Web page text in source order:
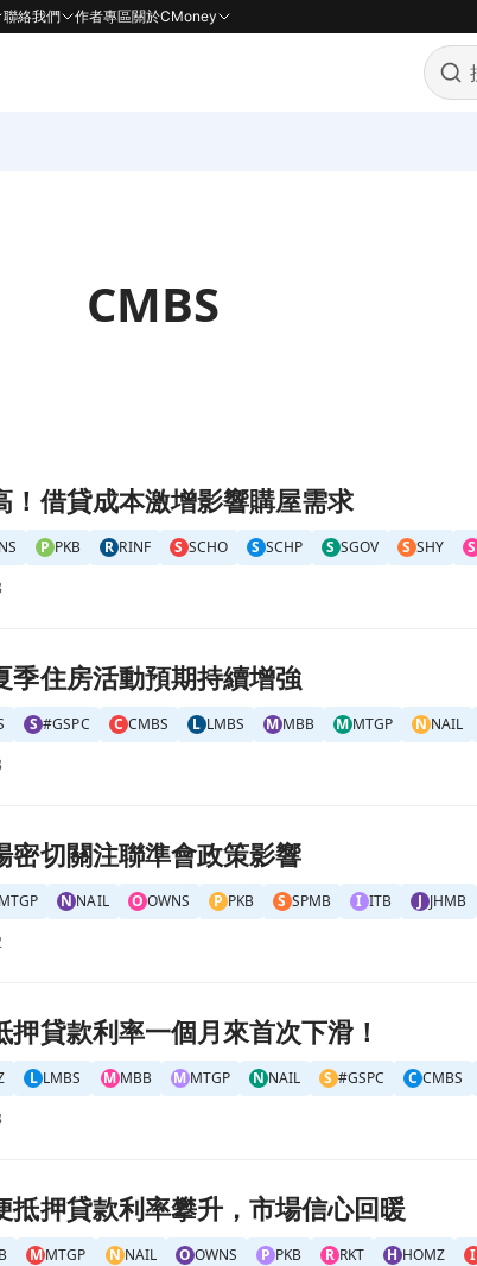
聯絡我們 作者專區關於CMoney
CMBS
！借貸成本激增影響購屋需求
P PKB R RINF S SCHO S SCHP S SGOV S SHY S
季住房活動預期持續增強
S #GSPC C CMBS L LMBS MMBB MMTGP NNAIL
密切關注聯準會政策影響
MTGP N NAIL OOWNS P PKB S SPMB I ITB J JHMB
貸款利率一個月來首次下滑！
L LMBS MMBB MMTGP NNAIL S #GSPC C CMBS
面
抵押貸款利率攀升，市場信心回暖
MMTGP NNAIL OOWNS P PKB R RKT H HOMZ I